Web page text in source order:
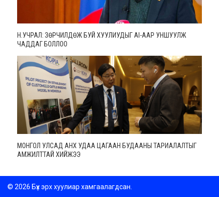
Н.УЧРАЛ: ЗӨРЧИЛДӨЖ БУЙ ХУУЛИУДЫГ AI-ААР УНШУУЛЖ
ЧАДДАГ БОЛЛОО
МОНГОЛ УЛСАД АНХ УДАА ЦАГААН БУДААНЫ ТАРИАЛАЛТЫГ
АМЖИЛТТАЙ ХИЙЖЭЭ
© 2026 Бүх эрх хуулиар хамгаалагдсан.